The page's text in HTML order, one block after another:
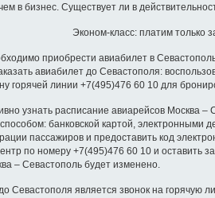
в бизнес. Существует ли в
Эконом-класс: платим только
приобрести авиабилет в
авиабилет до Севастополя:
горячей линии +7(495)476 60 10 для
узнать расписание авиарейсов Москва
банковской картой, электронными
пассажиров и предоставить код
по номеру +7(495)476 60 10 и
– Севастополь будет изменено.
является звонок на горячую